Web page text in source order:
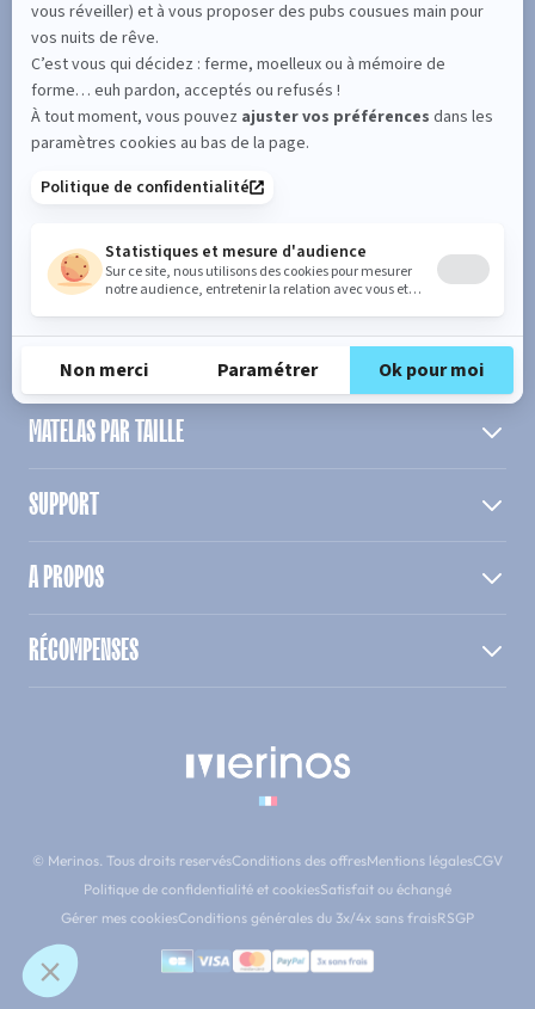
SUIVEZ L'ACTUALITÉ DE MERINOS !
Entrez votre adresse email
S'inscrire
En cochant cette case, vous confirmez avoir plus de 16 ans et
acceptez de recevoir notre Newsletter incluant des informations
concernant les offres, services, produits ou évènements de Bultex
conformément à
notre politique de protection des données personnelles.
PRODUIT
MATELAS PAR TAILLE
SUPPORT
A PROPOS
RÉCOMPENSES
© Merinos. Tous droits reservésConditions des offresMentions légalesCGV
Politique de confidentialité et cookiesSatisfait ou échangé
Gérer mes cookiesConditions générales du 3x/4x sans fraisRSGP